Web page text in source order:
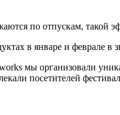
по отпускам, такой
в январе и феврале в
мы организовали
посетителей